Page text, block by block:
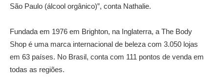
São Paulo (álcool orgânico)”, conta Nathalie.
Fundada em 1976 em Brighton, na Inglaterra, a The Body
Shop é uma marca internacional de beleza com 3.050 lojas
em 63 países. No Brasil, conta com 111 pontos de venda em
todas as regiões.